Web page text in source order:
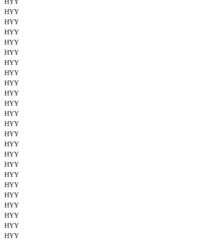
HYY
HYY
HYY
HYY
HYY
HYY
HYY
HYY
HYY
HYY
HYY
HYY
HYY
HYY
HYY
HYY
HYY
HYY
HYY
HYY
HYY
HYY
HYY
HYY